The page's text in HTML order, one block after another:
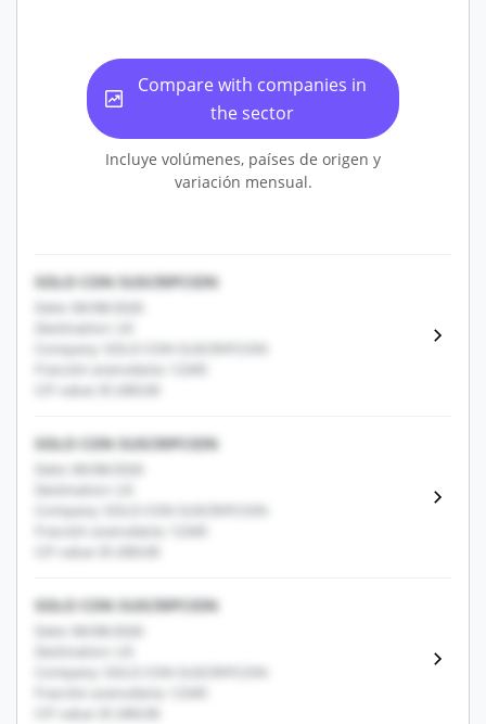
Compare with companies in
the sector
Incluye volúmenes, países de origen y
variación mensual.
SOLO CON SUSCRIPCION
Date: 06/08/2026
Destination: US
Company: SOLO CON SUSCRIPCION
Fracción arancelaria: 12345
CIF value: $1,000.00
SOLO CON SUSCRIPCION
Date: 06/08/2026
Destination: US
Company: SOLO CON SUSCRIPCION
Fracción arancelaria: 12345
CIF value: $1,000.00
SOLO CON SUSCRIPCION
Date: 06/08/2026
Destination: US
Company: SOLO CON SUSCRIPCION
Fracción arancelaria: 12345
CIF value: $1,000.00